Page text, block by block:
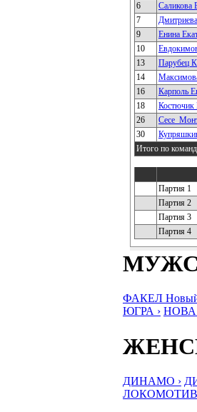
6 Саликова
7
9 Енина
10
13 Парубец
14
16 Карполь
18 Костючик
26
30
Итого по
Партия 1
Партия 2
Партия 3
Партия 4
ФАКЕЛ Новый
ЮГРА › НОВА
ДИНАМО ›
ЛОКОМОТИВ